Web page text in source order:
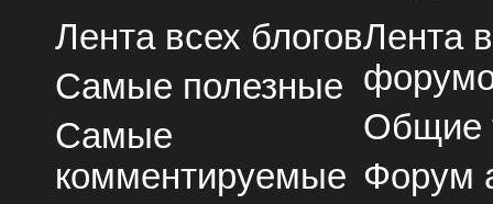
Лента всех блогов
Самые полезные
Самые
комментируемые
Лента
Общие
Форум